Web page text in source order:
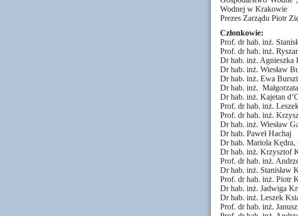
Wodnej w Krakowie
Prezes Zarządu Piotr
Członkowie:
Prof. dr hab. inż.
Prof. dr hab. inż.
Dr hab. inż. Agnieszka
Dr hab. inż. Wiesław
Dr hab. inż. Ewa
Dr hab. inż.
Dr hab. inż. Kajetan
Prof. dr hab. inż.
Prof. dr hab. inż.
Dr hab. inż. Wiesław
Dr hab. Paweł Hachaj
Dr hab. Mariola Kędra,
Dr hab. inż. Krzysztof
Prof. dr hab. inż.
Dr hab. inż. Stanisław
Prof. dr hab. inż. Piotr
Dr hab. inż. Jadwiga
Dr hab. inż. Leszek
Prof. dr hab. inż.